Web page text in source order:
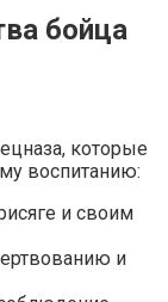
бойца
которые
воспитанию:
и своим
и